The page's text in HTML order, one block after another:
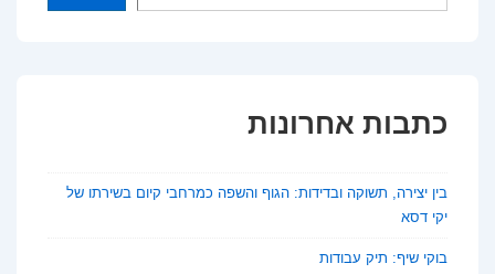
כתבות אחרונות
בין יצירה, תשוקה ובדידות: הגוף והשפה כמרחבי קיום בשירתו של
יקי דסא
בוקי שיף: תיק עבודות